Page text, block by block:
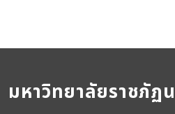
มหาวิทยาลัยราชภัฏ